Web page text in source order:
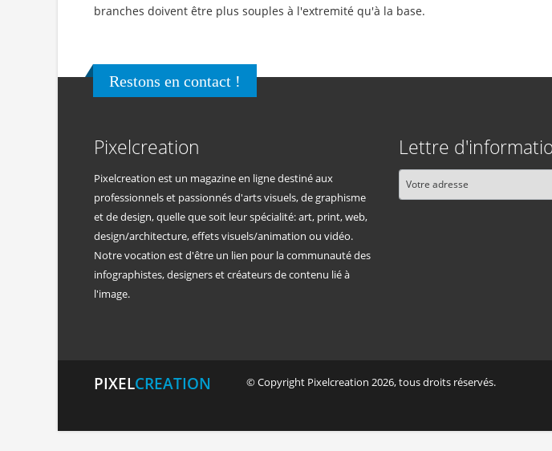
branches doivent être plus souples à l'extremité qu'à la base.
Restons en contact !
Pixelcreation
Pixelcreation est un magazine en ligne destiné aux
professionnels et passionnés d'arts visuels, de graphisme
et de design, quelle que soit leur spécialité: art, print, web,
design/architecture, effets visuels/animation ou vidéo.
Notre vocation est d'être un lien pour la communauté des
infographistes, designers et créateurs de contenu lié à
l'image.
Lettre
PIXELCREATION © Copyright Pixelcreation 2026, tous droits réservés.